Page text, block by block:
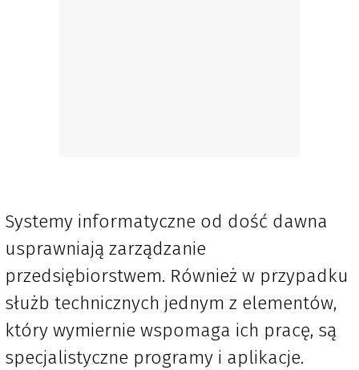
Systemy informatyczne od dość dawna
usprawniają zarządzanie
przedsiębiorstwem. Również w przypadku
służb technicznych jednym z elementów,
który wymiernie wspomaga ich pracę, są
specjalistyczne programy i aplikacje.